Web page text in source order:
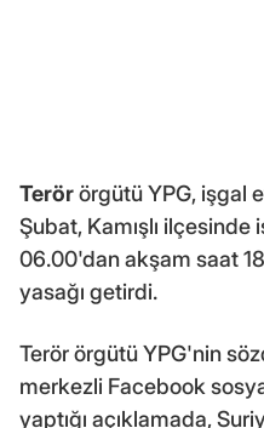
Terörörgütü YPG, işgal
Şubat, Kamışlı
06.00'dan akşam saat
yasağı getirdi.
Terör örgütü YPG'nin
merkezli Facebook
yaptığı açıklamada,